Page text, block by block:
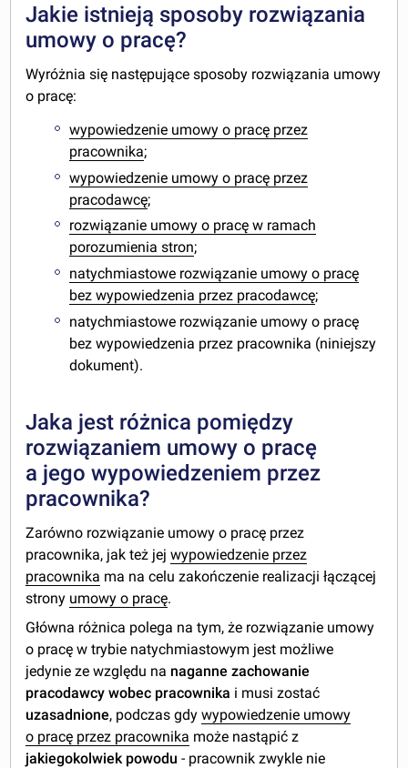
Jakie istnieją sposoby rozwiązania
umowy o pracę?
Wyróżnia się następujące sposoby rozwiązania umowy
o pracę:
wypowiedzenie umowy o pracę przez
pracownika;
wypowiedzenie umowy o pracę przez
pracodawcę;
rozwiązanie umowy o pracę w ramach
porozumienia stron;
natychmiastowe rozwiązanie umowy o pracę
bez wypowiedzenia przez pracodawcę;
natychmiastowe rozwiązanie umowy o pracę
bez wypowiedzenia przez pracownika (niniejszy
dokument).
Jaka jest różnica pomiędzy
rozwiązaniem umowy o pracę
a jego wypowiedzeniem przez
pracownika?
Zarówno rozwiązanie umowy o pracę przez
pracownika, jak też jejwypowiedzenie przez
pracownika ma na celu zakończenie realizacji łączącej
strony umowy o pracę.
Główna różnica polega na tym, że rozwiązanie umowy
o pracę w trybie natychmiastowym jest możliwe
jedynie ze względu na naganne zachowanie
pracodawcy wobec pracownika i musi zostać
uzasadnione, podczas gdywypowiedzenie umowy
o pracę przez pracownika może nastąpić z
jakiegokolwiek powodu- pracownik zwykle nie